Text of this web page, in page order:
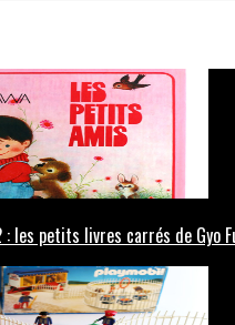
les petits livres carrés de Gyo